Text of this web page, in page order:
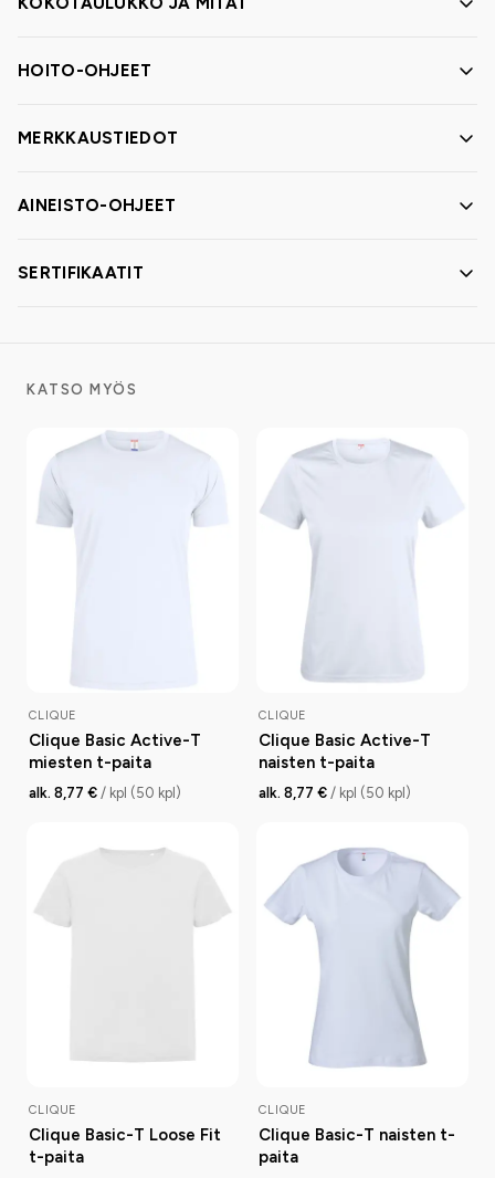
HOITO-OHJEET
MERKKAUSTIEDOT
AINEISTO-OHJEET
SERTIFIKAATIT
KATSO MYÖS
CLIQUE
Clique Basic Active-T
miesten t-paita
alk. 8,77 € / kpl (50 kpl)
CLIQUE
Clique Basic Active-T
naisten t-paita
alk. 8,77 € / kpl (50 kpl)
CLIQUE
Clique Basic-T Loose Fit
t-paita
CLIQUE
Clique Basic-T naisten t-
paita